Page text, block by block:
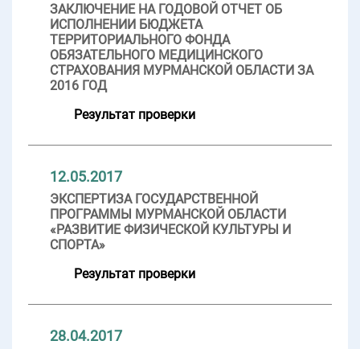
ЗАКЛЮЧЕНИЕ НА ГОДОВОЙ ОТЧЕТ ОБ
ИСПОЛНЕНИИ БЮДЖЕТА
ТЕРРИТОРИАЛЬНОГО ФОНДА
ОБЯЗАТЕЛЬНОГО МЕДИЦИНСКОГО
СТРАХОВАНИЯ МУРМАНСКОЙ ОБЛАСТИ ЗА
2016 ГОД
Результат проверки
12.05.2017
ЭКСПЕРТИЗА ГОСУДАРСТВЕННОЙ
ПРОГРАММЫ МУРМАНСКОЙ ОБЛАСТИ
«РАЗВИТИЕ ФИЗИЧЕСКОЙ КУЛЬТУРЫ И
СПОРТА»
Результат проверки
28.04.2017